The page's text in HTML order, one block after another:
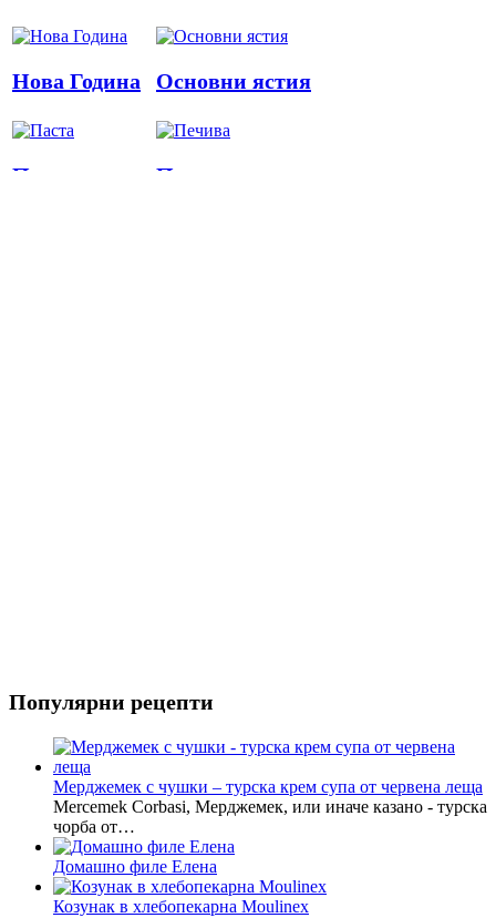
Нова Година Основни ястия
Паста Печива
Популярни рецепти
Мерджемек с чушки – турска крем супа от червена леща
Mercemek Corbasi, Мерджемек, или иначе казано - турска
чорба от…
Домашно филе Елена
Козунак в хлебопекарна Moulinex